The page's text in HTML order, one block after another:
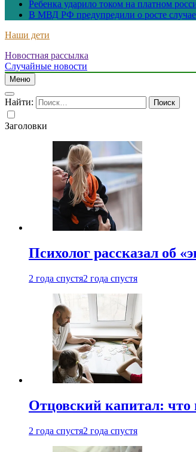
Ребенка ударило током на платном
В МВД РФ предупредили о росте
Наши дети
Новостная рассылка
Случайные новости
Меню
Найти:
Заголовки
Психолог рассказал об
2 года спустя2 года спустя
Отцовский капитал: что
2 года спустя2 года спустя